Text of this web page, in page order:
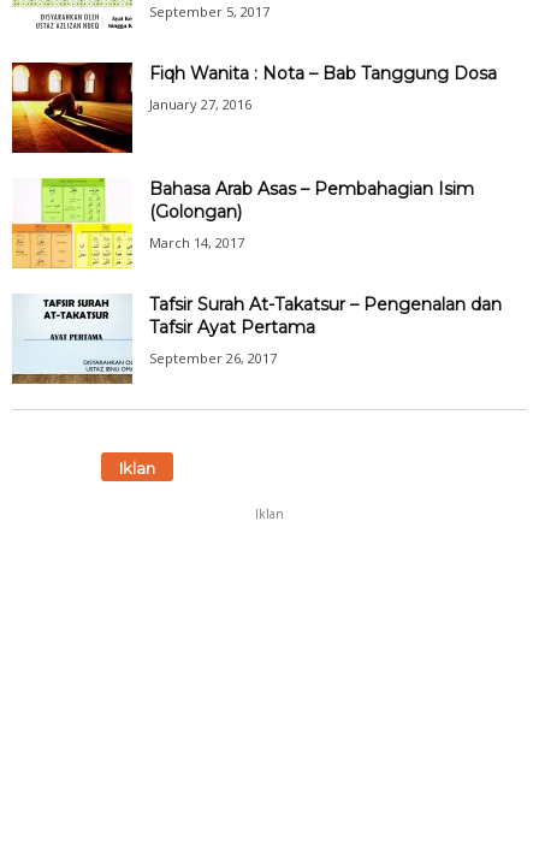
September 5, 2017
Fiqh Wanita : Nota – Bab Tanggung Dosa
January 27, 2016
Bahasa Arab Asas – Pembahagian Isim
(Golongan)
March 14, 2017
Tafsir Surah At-Takatsur – Pengenalan dan
Tafsir Ayat Pertama
September 26, 2017
Iklan
Iklan